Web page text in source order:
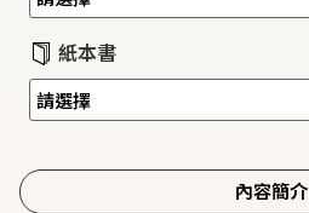
紙本書
內容簡介